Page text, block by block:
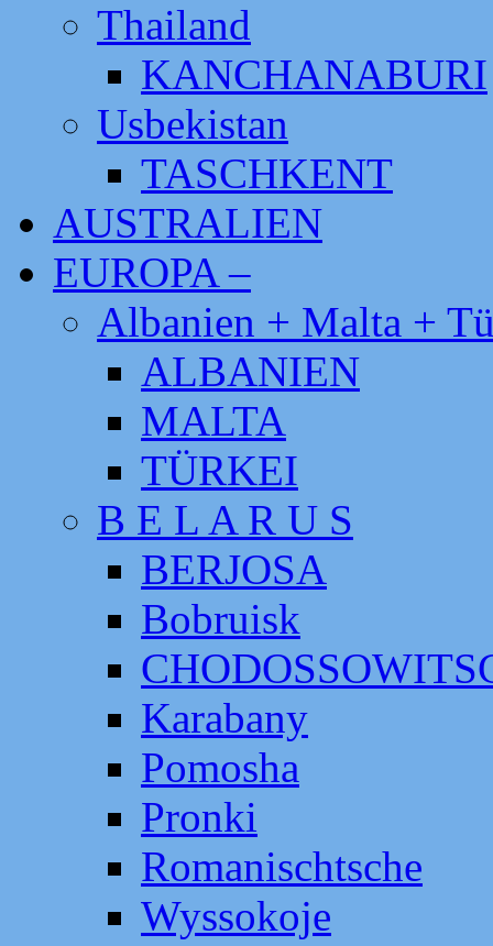
Thailand
KANCHANABURI
Usbekistan
TASCHKENT
AUSTRALIEN
EUROPA –
Albanien + Malta +
ALBANIEN
MALTA
TÜRKEI
B E L A R U S
BERJOSA
Bobruisk
Karabany
Pomosha
Pronki
Romanischtsche
Wyssokoje